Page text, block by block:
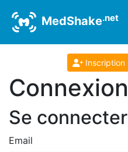
MedShake.net
Inscription
Connexion
Se connecter
Email